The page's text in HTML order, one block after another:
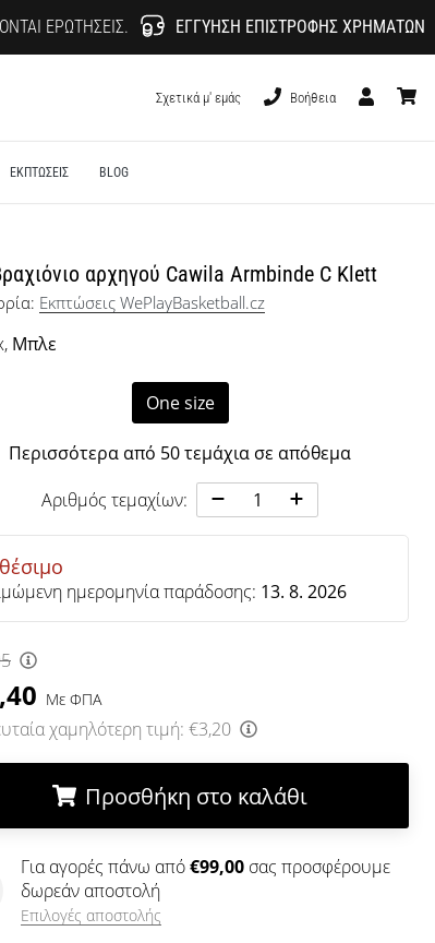
ΕΡΩΤΉΣΕΙΣ. ΕΓΓΎΗΣΗ ΕΠΙΣΤΡΟΦΉΣ ΧΡΗΜΆΤΩΝ
Σχετικά μ' εμάς
Βοήθεια
ΕΚΠΤΩΣΕΙΣ BLOG
αρχηγού Cawila Armbinde C Klett
Εκπτώσεις WePlayBasketball.cz
Μπλε
One size
Περισσότερα από 50 τεμάχια σε απόθεμα
Αριθμός τεμαχίων:
ημερομηνία παράδοσης: 13. 8. 2026
Με ΦΠΑ
χαμηλότερη τιμή: €3,20
Προσθήκη στο καλάθι
...
Για αγορές πάνω από€99,00 σας προσφέρουμε
δωρεάν αποστολή
Επιλογές αποστολής